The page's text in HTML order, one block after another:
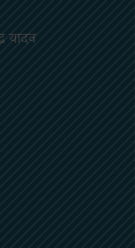
यादव